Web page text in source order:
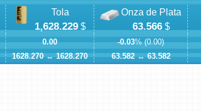
Tola
1,628.229 $
0.00
1628.270↔1628.270
Onza de Plata
63.566 $
-0.03% (0.00)
63.582↔63.582